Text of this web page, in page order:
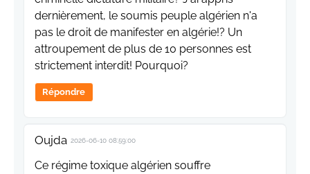
dernièrement, le soumis peuple algérien n'a
pas le droit de manifester en algérie!? Un
attroupement de plus de 10 personnes est
strictement interdit! Pourquoi?
Répondre
Oujda 2026-06-10 08:59:00
Ce régime toxique algérien souffre